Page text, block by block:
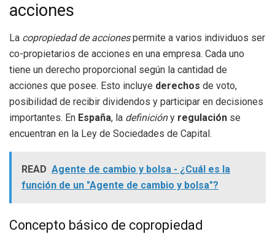
acciones
La copropiedad de accionespermite a varios individuos ser
co-propietarios de acciones en una empresa. Cada uno
tiene un derecho proporcional según la cantidad de
acciones que posee. Esto incluye derechos de voto,
posibilidad de recibir dividendos y participar en decisiones
importantes. En España, la definicióny regulación se
encuentran en la Ley de Sociedades de Capital.
READ Agente de cambio y bolsa - ¿Cuál es la
función de un "Agente de cambio y bolsa"?
Concepto básico de copropiedad